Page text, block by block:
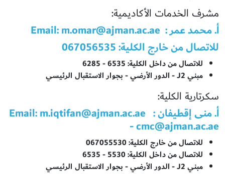
مشرف الخدمات الأكاديمية:
أ. محمد عمر : Email: m.omar@ajman.ac.ae
للاتصال من خارج الكلية: 067056535
للاتصال من داخل الكلية: 6535 - 6285
مبني J2 - الدور الأرضي - بجوار الاستقبال الرئيسي
سكرتارية الكلية:
أ. منى إقطيفان : Email: m.iqtifan@ajman.ac.ae
-cmc@ajman.ac.ae
للاتصال من خارج الكلية: 067055530
للاتصال من داخل الكلية: 5530 - 6535
مبني J2 - الدور الأرضي - بجوار الاستقبال الرئيسي